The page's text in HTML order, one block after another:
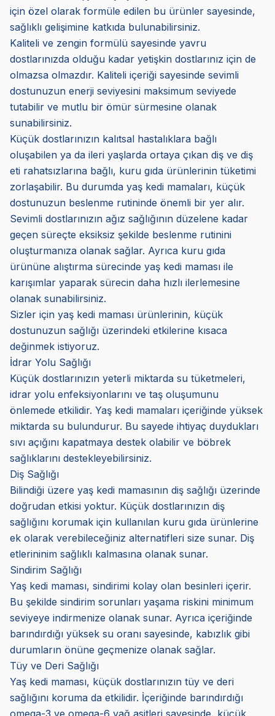
için özel olarak formüle edilen bu ürünler sayesinde,
sağlıklı gelişimine katkıda bulunabilirsiniz.
Kaliteli ve zengin formülü sayesinde yavru
dostlarınızda olduğu kadar yetişkin dostlarınız için de
olmazsa olmazdır. Kaliteli içeriği sayesinde sevimli
dostunuzun enerji seviyesini maksimum seviyede
tutabilir ve mutlu bir ömür sürmesine olanak
sunabilirsiniz.
Küçük dostlarınızın kalıtsal hastalıklara bağlı
oluşabilen ya da ileri yaşlarda ortaya çıkan diş ve diş
eti rahatsızlarına bağlı, kuru gıda ürünlerinin tüketimi
zorlaşabilir. Bu durumda yaş kedi mamaları, küçük
dostunuzun beslenme rutininde önemli bir yer alır.
Sevimli dostlarınızın ağız sağlığının düzelene kadar
geçen süreçte eksiksiz şekilde beslenme rutinini
oluşturmanıza olanak sağlar. Ayrıca kuru gıda
ürününe alıştırma sürecinde yaş kedi maması ile
karışımlar yaparak sürecin daha hızlı ilerlemesine
olanak sunabilirsiniz.
Sizler için yaş kedi maması ürünlerinin, küçük
dostunuzun sağlığı üzerindeki etkilerine kısaca
değinmek istiyoruz.
İdrar Yolu Sağlığı
Küçük dostlarınızın yeterli miktarda su tüketmeleri,
idrar yolu enfeksiyonlarını ve taş oluşumunu
önlemede etkilidir. Yaş kedi mamaları içeriğinde yüksek
miktarda su bulundurur. Bu sayede ihtiyaç duydukları
sıvı açığını kapatmaya destek olabilir ve böbrek
sağlıklarını destekleyebilirsiniz.
Diş Sağlığı
Bilindiği üzere yaş kedi mamasının diş sağlığı üzerinde
doğrudan etkisi yoktur. Küçük dostlarınızın diş
sağlığını korumak için kullanılan kuru gıda ürünlerine
ek olarak verebileceğiniz alternatifleri size sunar. Diş
etlerininim sağlıklı kalmasına olanak sunar.
Sindirim Sağlığı
Yaş kedi maması, sindirimi kolay olan besinleri içerir.
Bu şekilde sindirim sorunları yaşama riskini minimum
seviyeye indirmenize olanak sunar. Ayrıca içeriğinde
barındırdığı yüksek su oranı sayesinde, kabızlık gibi
durumların önüne geçmenize olanak sağlar.
Tüy ve Deri Sağlığı
Yaş kedi maması, küçük dostlarınızın tüy ve deri
sağlığını koruma da etkilidir. İçeriğinde barındırdığı